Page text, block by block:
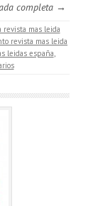
completa →
revista mas leida
revista mas leida
leidas españa,